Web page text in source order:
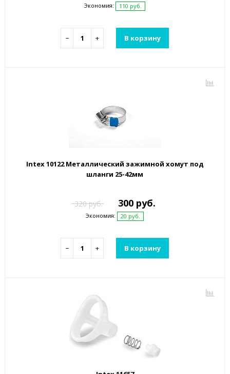
Экономия: 110 руб.
− + В корзину
Intex 10122 Металлический зажимной хомут под
шланги 25-42мм
320 руб. 300 руб.
Экономия: 20 руб.
− + В корзину